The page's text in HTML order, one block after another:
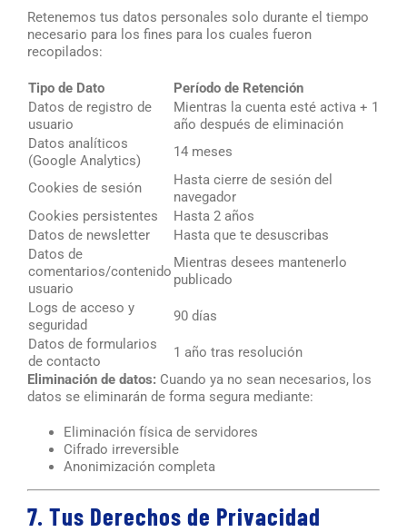
Retenemos tus datos personales solo durante el tiempo
necesario para los fines para los cuales fueron
recopilados:
Tipo de Dato
Período de Retención
Datos de registro de
usuario
Mientras la cuenta esté activa + 1
año después de eliminación
Datos analíticos
(Google Analytics)
14 meses
Cookies de sesión
Hasta cierre de sesión del
navegador
Cookies persistentes
Hasta 2 años
Datos de newsletter
Hasta que te desuscribas
Datos de
comentarios/contenido
usuario
Mientras desees mantenerlo
publicado
Logs de acceso y
seguridad
90 días
Datos de formularios
de contacto
1 año tras resolución
Eliminación de datos: Cuando ya no sean necesarios, los
datos se eliminarán de forma segura mediante:
Eliminación física de servidores
Cifrado irreversible
Anonimización completa
7. Tus Derechos de Privacidad